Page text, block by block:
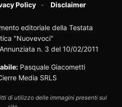
Policy Disclaimer
editoriale della Testata
"Nuovevoci"
n. 3 del 10/02/2011
Pasquale Giacometti
Media SRLS
di utilizzo delle immagini presenti sul